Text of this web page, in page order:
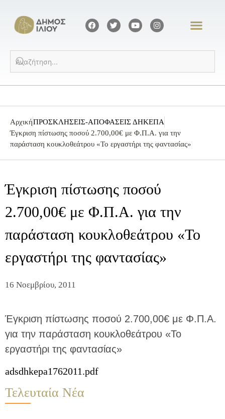
ΑρχικήΠΡΟΣΚΛΗΣΕΙΣ-ΑΠΟΦΑΣΕΙΣ ΔΗΚΕΠΑ
Έγκριση πίστωσης ποσού 2.700,00€ με Φ.Π.Α. για την
παράσταση κουκλοθεάτρου «Το εργαστήρι της φαντασίας»
Έγκριση πίστωσης ποσού
2.700,00€ με Φ.Π.Α. για την
παράσταση κουκλοθεάτρου «Το
εργαστήρι της φαντασίας»
16 Νοεμβρίου, 2011
Έγκριση πίστωσης ποσού 2.700,00€ με Φ.Π.Α.
για την παράσταση κουκλοθεάτρου «Το
εργαστήρι της φαντασίας»
adsdhkepa1762011.pdf
Τελευταία Νέα